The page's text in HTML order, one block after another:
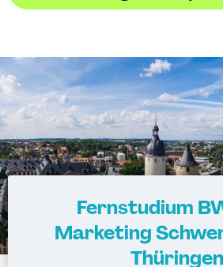
Fernstudium
Marketing
Thüringen